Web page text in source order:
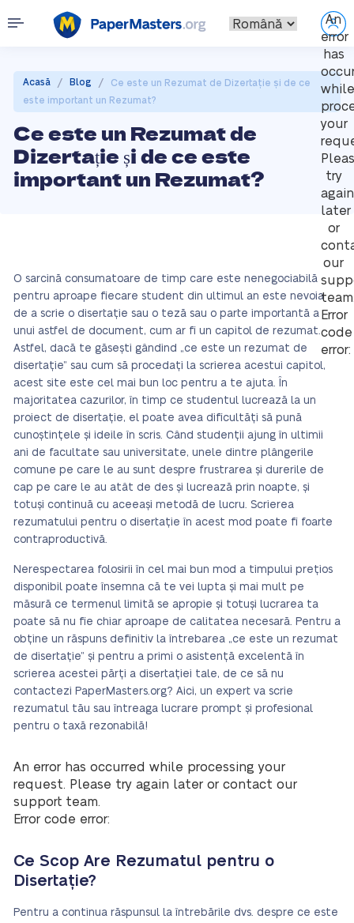
An
error
has
while
your
try
again
later
or
our
Error
code
error:
Acasă / Blog /
Ce este un Rezumat de Dizertație și de ce
este important un Rezumat?
Ce este un Rezumat de
Dizertație și de ce este
important un Rezumat?
O sarcină consumatoare de timp care este nenegociabilă
pentru aproape fiecare student din ultimul an este nevoia
de a scrie o disertație sau o teză sau o parte importantă a
unui astfel de document, cum ar fi un capitol de rezumat.
Astfel, dacă te găsești gândind „ce este un rezumat de
disertație” sau cum să procedați la scrierea acestui capitol,
acest site este cel mai bun loc pentru a te ajuta. În
majoritatea cazurilor, în timp ce studentul lucrează la un
proiect de disertație, el poate avea dificultăți să pună
cunoștințele și ideile în scris. Când studenții ajung în ultimii
ani de facultate sau universitate, unele dintre plângerile
comune pe care le au sunt despre frustrarea și durerile de
cap pe care le au atât de des și lucrează prin noapte, și
totuși continuă cu aceeași metodă de lucru. Scrierea
rezumatului pentru o disertație în acest mod poate fi foarte
contraproductivă.
Nerespectarea folosirii în cel mai bun mod a timpului prețios
disponibil poate însemna că te vei lupta și mai mult pe
măsură ce termenul limită se apropie și totuși lucrarea ta
poate să nu fie chiar aproape de calitatea necesară. Pentru a
obține un răspuns definitiv la întrebarea „ce este un rezumat
de disertație” și pentru a primi o asistență excelentă în
scrierea acestei părți a disertației tale, de ce să nu
contactezi PaperMasters.org? Aici, un expert va scrie
rezumatul tău sau întreaga lucrare prompt și profesional
pentru o taxă rezonabilă!
An error has occurred while processing your
request. Please try again later or contact our
support team.
Error code error:
Ce Scop Are Rezumatul pentru o
Disertație?
Pentru a continua răspunsul la întrebările dvs. despre ce este